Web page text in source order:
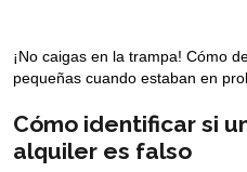
¡No caigas en la trampa! Cómo
pequeñas cuando estaban en
Cómo identificar si
alquiler es falso